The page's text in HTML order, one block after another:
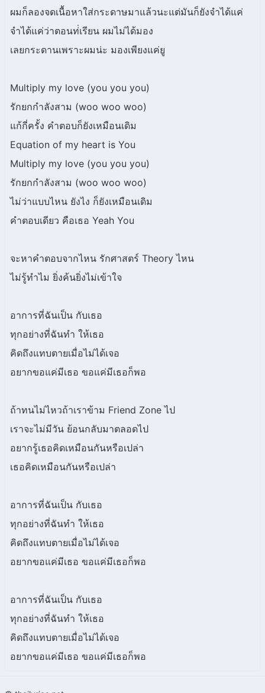
ผมก็ลองจดเนื้อหาใส่กระดาษมาแล้วนะแต่มันก็ยังจำได้แค่
จำได้แค่ว่าตอนท่่เรียน ผมไม่ได้มอง
เลยกระดานเพราะผมน่ะ มองเพียงแค่ยู
Multiply my love (you you you)
รักยกกำลังสาม (woo woo woo)
แก้กี่ครั้ง คำตอบก็ยังเหมือนเดิม
Equation of my heart is You
Multiply my love (you you you)
รักยกกำลังสาม (woo woo woo)
ไม่ว่าแบบไหน ยังไง ก็ยังเหมือนเดิม
คำตอบเดียว คือเธอ Yeah You
จะหาคำตอบจากไหน รักศาสตร์ Theory ไหน
ไม่รู้ทำไม ยิ่งค้นยิ่งไม่เข้าใจ
อาการที่ฉันเป็น กับเธอ
ทุกอย่างที่ฉันทำ ให้เธอ
คิดถึงแทบตายเมื่อไม่ได้เจอ
อยากขอแค่มีเธอ ขอแค่มีเธอก็พอ
ถ้าทนไม่ไหวถ้าเราข้าม Friend Zone ไป
เราจะไม่มีวัน ย้อนกลับมาตลอดไป
อยากรู้เธอคิดเหมือนกันหรือเปล่า
เธอคิดเหมือนกันหรือเปล่า
อาการที่ฉันเป็น กับเธอ
ทุกอย่างที่ฉันทำ ให้เธอ
คิดถึงแทบตายเมื่อไม่ได้เจอ
อยากขอแค่มีเธอ ขอแค่มีเธอก็พอ
อาการที่ฉันเป็น กับเธอ
ทุกอย่างที่ฉันทำ ให้เธอ
คิดถึงแทบตายเมื่อไม่ได้เจอ
อยากขอแค่มีเธอ ขอแค่มีเธอก็พอ